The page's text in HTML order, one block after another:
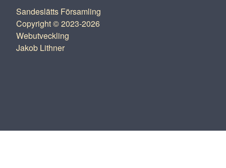
Sandeslätts Församling
Copyright © 2023-2026
Webutveckling
Jakob Lithner